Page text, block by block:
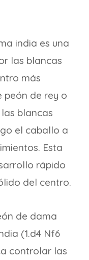
india es una
las blancas
más
peón de rey o
blancas
el caballo a
Esta
rápido
del centro.
de dama
(1.d4 Nf6
controlar las